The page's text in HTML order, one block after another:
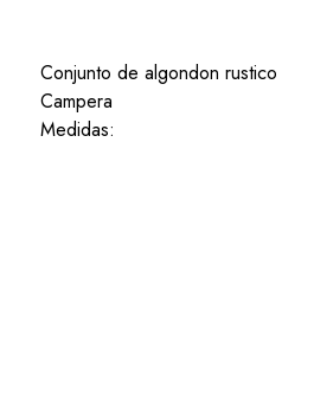
Conjunto de algondon rustico
Campera
Medidas: